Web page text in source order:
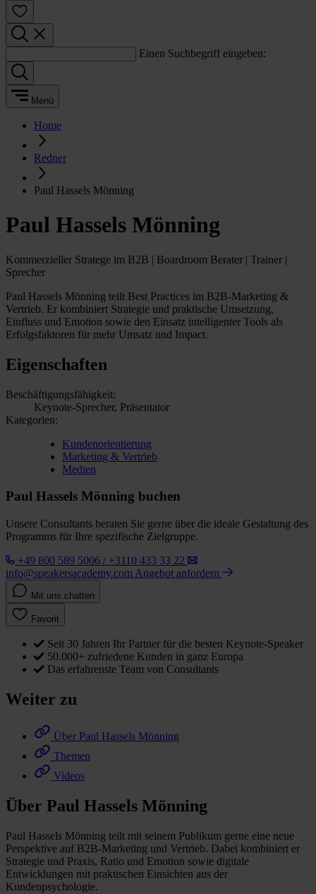
Einen Suchbegriff eingeben:
Menü
Home
Redner
Paul Hassels Mönning
Paul Hassels Mönning
Kommerzieller Stratege im B2B | Boardroom Berater | Trainer |
Sprecher
Paul Hassels Mönning teilt Best Practices im B2B-Marketing &
Vertrieb. Er kombiniert Strategie und praktische Umsetzung,
Einfluss und Emotion sowie den Einsatz intelligenter Tools als
Erfolgsfaktoren für mehr Umsatz und Impact.
Eigenschaften
Beschäftigungsfähigkeit:
Keynote-Sprecher, Präsentator
Kategorien:
Kundenorientierung
Marketing & Vertrieb
Medien
Paul Hassels Mönning buchen
Unsere Consultants beraten Sie gerne über die ideale Gestaltung des
Programms für Ihre spezifische Zielgruppe.
+49 800 589 5006 / +3110 433 33 22
info@speakersacademy.com Angebot anfordern
Mit uns chatten
Favorit
Seit 30 Jahren Ihr Partner für die besten Keynote-Speaker
50.000+ zufriedene Kunden in ganz Europa
Das erfahrenste Team von Consultants
Weiter zu
Über Paul Hassels Mönning
Themen
Videos
Über Paul Hassels Mönning
Paul Hassels Mönning teilt mit seinem Publikum gerne eine neue
Perspektive auf B2B-Marketing und Vertrieb. Dabei kombiniert er
Strategie und Praxis, Ratio und Emotion sowie digitale
Entwicklungen mit praktischen Einsichten aus der
Kundenpsychologie.